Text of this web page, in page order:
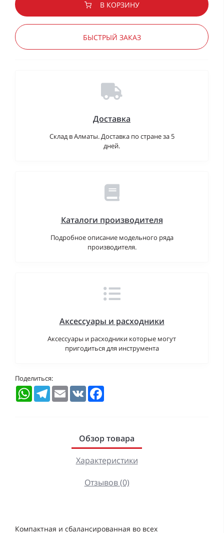
В КОРЗИНУ
БЫСТРЫЙ ЗАКАЗ
Доставка
Склад в Алматы. Доставка по стране за 5
дней.
Каталоги производителя
Подробное описание модельного ряда
производителя.
Аксессуары и расходники
Аксессуары и расходники которые могут
пригодиться для инструмента
Поделиться:
WhatsAppTelegramEmail VK
Обзор товара
Характеристики
Отзывов (0)
Компактная и сбалансированная во всех